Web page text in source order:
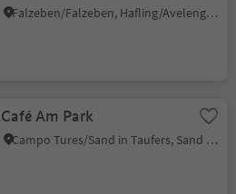
Falzeben/Falzeben, Hafling/Avelengo, Meran/Merano and environs
Café Am Park
Campo Tures/Sand in Taufers, Sand in Taufers/Campo Tures, Ahrntal/Valle Aurina